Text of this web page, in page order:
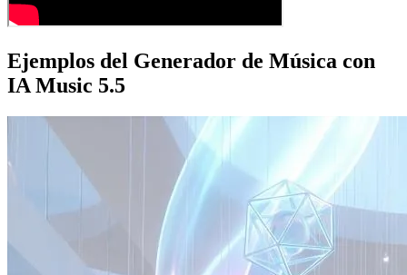
Ejemplos del Generador de Música con
IA Music 5.5